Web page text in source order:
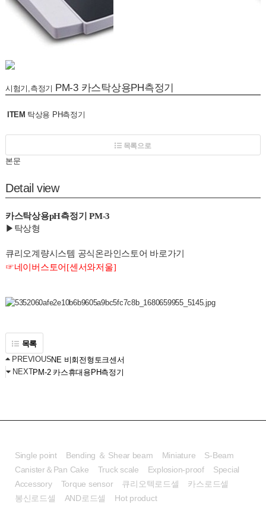
시험기,측정기 PM-3 카스탁상용PH측정기
ITEM 탁상용 PH측정기
목록으로
본문
Detail view
카스탁상용pH측정기 PM-3
▶탁상형
큐리오계량시스템 공식온라인스토어 바로가기
☞네이버스토어[센서와저울]
목록
PREVIOUSNE 비회전형토크센서
NEXTPM-2 카스휴대용PH측정기
Single point Bending ＆ Shear beam Miniature
S-Beam
Canister＆Pan Cake
Truck scale Explosion-proof
Special
Accessory
Torque sensor 큐리오텍로드셀
카스로드셀
봉신로드셀
AND로드셀 Hot product